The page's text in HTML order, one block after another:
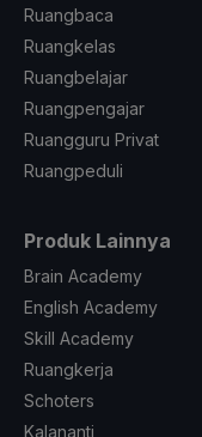
Ruangbaca
Ruangkelas
Ruangbelajar
Ruangpengajar
Ruangguru Privat
Ruangpeduli
Produk Lainnya
Brain Academy
English Academy
Skill Academy
Ruangkerja
Schoters
Kalananti